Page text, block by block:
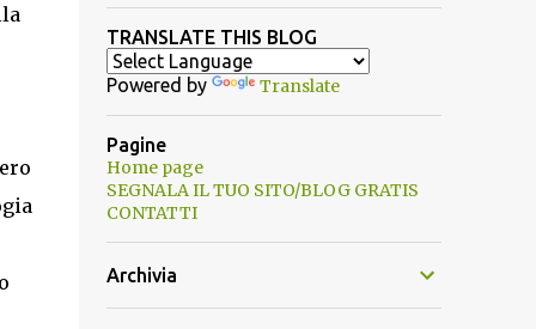
TRANSLATE THIS BLOG
Powered by Translate
Pagine
Home page
SEGNALA IL TUO SITO/BLOG GRATIS
CONTATTI
Archivia